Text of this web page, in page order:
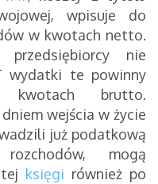
wpisuje do
w kwotach netto.
nie
wydatki te powinny
brutto.
wejścia w życie
już podatkową
mogą
księgi również po